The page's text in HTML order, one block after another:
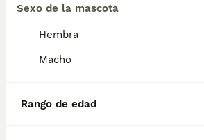
Sexo de la mascota
Hembra
Macho
Rango de edad
reputación del criador y la
¿Cuáles son las